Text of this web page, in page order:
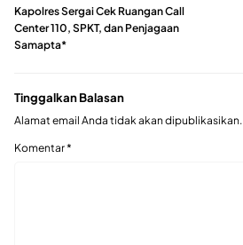
Kapolres Sergai Cek Ruangan Call
Center 110, SPKT, dan Penjagaan
Samapta*
Tinggalkan Balasan
Alamat email Anda tidak akan dipublikasikan.
Komentar*